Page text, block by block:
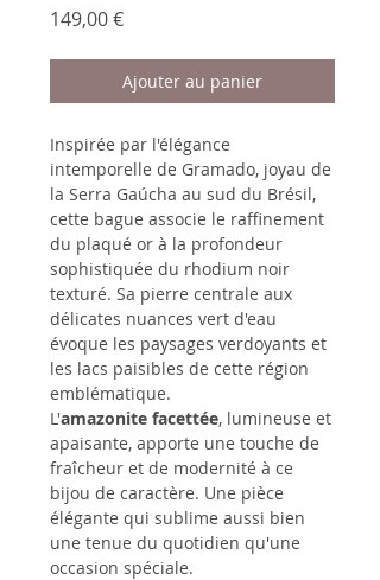
149,00 €Prix
Ajouter au panier
Inspirée par l'élégance
intemporelle de Gramado, joyau de
la Serra Gaúcha au sud du Brésil,
cette bague associe le raffinement
du plaqué or à la profondeur
sophistiquée du rhodium noir
texturé. Sa pierre centrale aux
délicates nuances vert d'eau
évoque les paysages verdoyants et
les lacs paisibles de cette région
emblématique.
L'amazonite facettée, lumineuse et
apaisante, apporte une touche de
fraîcheur et de modernité à ce
bijou de caractère. Une pièce
élégante qui sublime aussi bien
une tenue du quotidien qu'une
occasion spéciale.